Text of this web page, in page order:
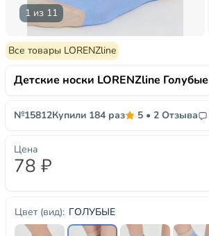
1 из 11
Все товары LORENZline
Детские носки LORENZline Голубые
№15812Купили 184 раз 5 • 2 Отзыва
Цвет (вид): ГОЛУБЫЕ
Цена
78 ₽